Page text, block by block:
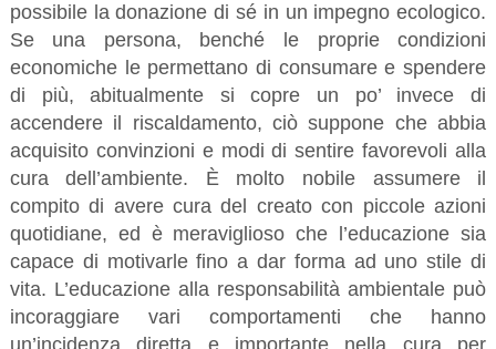
possibile la donazione di sé in un impegno ecologico.
Se una persona, benché le proprie condizioni
economiche le permettano di consumare e spendere
di più, abitualmente si copre un po’ invece di
accendere il riscaldamento, ciò suppone che abbia
acquisito convinzioni e modi di sentire favorevoli alla
cura dell’ambiente. È molto nobile assumere il
compito di avere cura del creato con piccole azioni
quotidiane, ed è meraviglioso che l’educazione sia
capace di motivarle fino a dar forma ad uno stile di
vita. L’educazione alla responsabilità ambientale può
incoraggiare vari comportamenti che hanno